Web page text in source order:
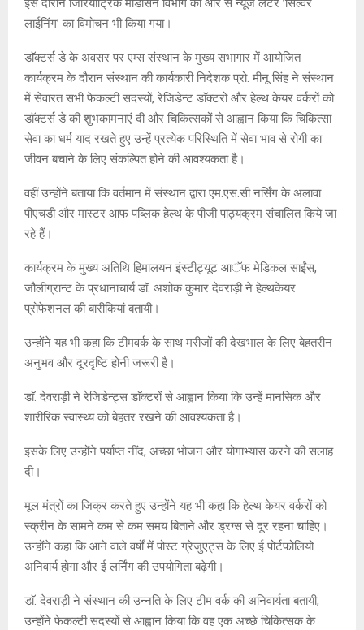
इस दौरान जिरियाट्रिक मेडिसिन विभाग की ओर से न्यूज लेटर ’सिल्वर
लाईनिंग’ का विमोचन भी किया गया।
डाॅक्टर्स डे के अवसर पर एम्स संस्थान के मुख्य सभागार में आयोजित
कार्यक्रम के दौरान संस्थान की कार्यकारी निदेशक प्रो. मीनू सिंह ने संस्थान
में सेवारत सभी फेकल्टी सदस्यों, रेजिडेन्ट डाॅक्टरों और हेल्थ केयर वर्करों को
डाॅक्टर्स डे की शुभकामनाएं दी और चिकित्सकों से आह्वान किया कि चिकित्सा
सेवा का धर्म याद रखते हुए उन्हें प्रत्येक परिस्थिति में सेवा भाव से रोगी का
जीवन बचाने के लिए संकल्पित होने की आवश्यकता है।
वहीं उन्होंने बताया कि वर्तमान में संस्थान द्वारा एम.एस.सी नर्सिंग के अलावा
पीएचडी और मास्टर आफ पब्लिक हेल्थ के पीजी पाठ्यक्रम संचालित किये जा
रहे हैं।
कार्यक्रम के मुख्य अतिथि हिमालयन इंस्टीट्यूट आॅफ मेडिकल साईंस,
जौलीग्रान्ट के प्रधानाचार्य डाॅ. अशोक कुमार देवराड़ी ने हेल्थकेयर
प्रोफेशनल की बारीकियां बतायी।
उन्होंने यह भी कहा कि टीमवर्क के साथ मरीजों की देखभाल के लिए बेहतरीन
अनुभव और दूरदृष्टि होनी जरूरी है।
डाॅ. देवराड़ी ने रेजिडेन्ट्स डाॅक्टरों से आह्वान किया कि उन्हें मानसिक और
शारीरिक स्वास्थ्य को बेहतर रखने की आवश्यकता है।
इसके लिए उन्होंने पर्याप्त नींद, अच्छा भोजन और योगाभ्यास करने की सलाह
दी।
मूल मंत्रों का जिक्र करते हुए उन्होंने यह भी कहा कि हेल्थ केयर वर्करों को
स्क्रीन के सामने कम से कम समय बिताने और ड्रग्स से दूर रहना चाहिए।
उन्होंने कहा कि आने वाले वर्षों में पोस्ट ग्रेजुएट्स के लिए ई पोर्टफोलियो
अनिवार्य होगा और ई लर्निंग की उपयोगिता बढ़ेगी।
डाॅ. देवराड़ी ने संस्थान की उन्नति के लिए टीम वर्क की अनिवार्यता बतायी,
उन्होंने फेकल्टी सदस्यों से आह्वान किया कि वह एक अच्छे चिकित्सक के